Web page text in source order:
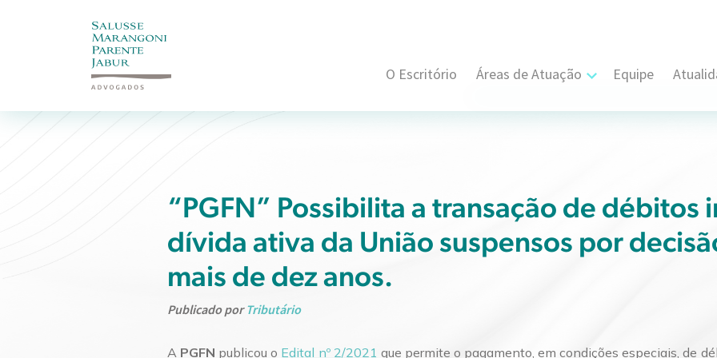
O Escritório Áreas de Atuação
Cível, Comercial e Consumidor
Propriedade Intelectual
Resolução de Disputas
Tributário
Equipe
“PGFN” Possibilita a transação de débitos
dívida ativa da União suspensos por
mais de dez anos.
Publicado porTributário
A PGFN publicou o Edital nº 2/2021 que permite o pagamento, em condições especiais, de